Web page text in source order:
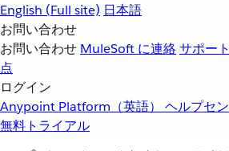
English (Full site) 日本語
お問い合わせ
お問い合わせ MuleSoft に連絡サポー
点
ログイン
Anypoint Platform（英語） ヘルプセ
無料トライアル